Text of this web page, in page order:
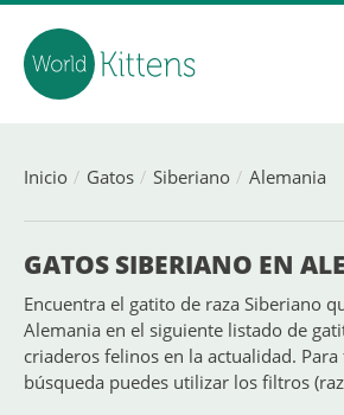
Inicio Gatos Siberiano Alemania
GATOS SIBERIANO EN
Encuentra el gatito de raza Siberiano
Alemania en el siguiente listado de
criaderos felinos en la actualidad.
búsqueda puedes utilizar los filtros